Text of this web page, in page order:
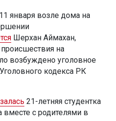
января возле дома на
Шерхан Аймахан,
на
возбуждено уголовное
кодекса РК
21-летняя студентка
с родителями в